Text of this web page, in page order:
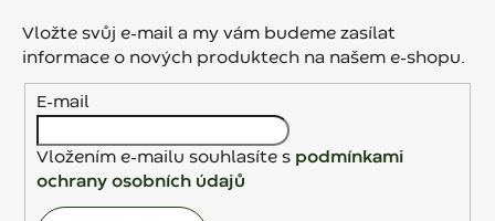
Vložte svůj e-mail a my vám budeme zasílat
informace o nových produktech na našem e-shopu.
E-mail
Vložením e-mailu souhlasíte s podmínkami
ochrany osobních údajů